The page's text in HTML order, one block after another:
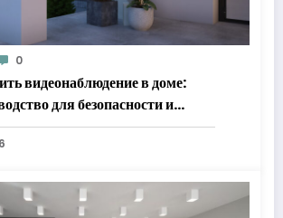
0
видеонаблюдение в доме:
для безопасности и